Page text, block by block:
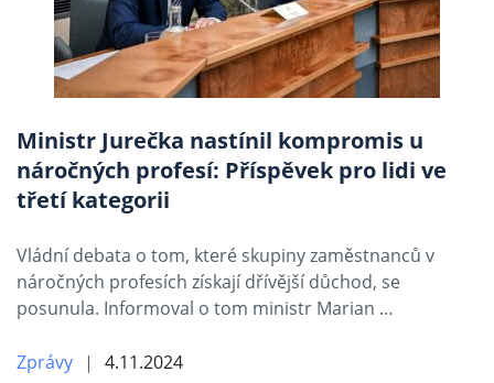
Ministr Jurečka nastínil kompromis u
náročných profesí: Příspěvek pro lidi ve
třetí kategorii
Vládní debata o tom, které skupiny zaměstnanců v
náročných profesích získají dřívější důchod, se
posunula. Informoval o tom ministr Marian …
Zprávy 4.11.2024